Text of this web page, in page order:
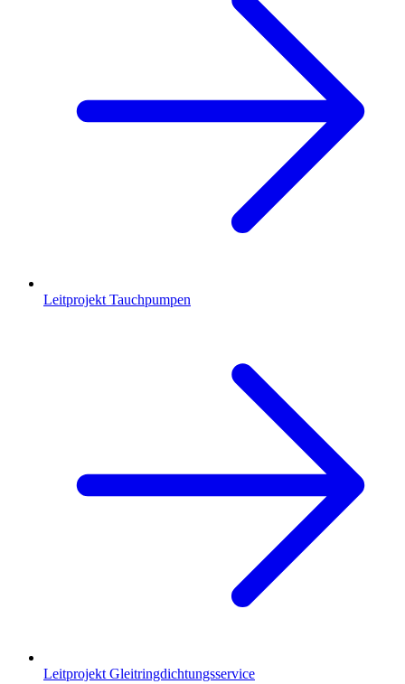
Leitprojekt Tauchpumpen
Leitprojekt Gleitringdichtungsservice